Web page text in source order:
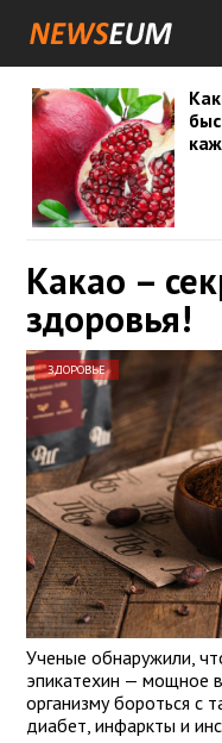
Какао –
здоровья!
ЗДОРОВЬЕ
Ученые обнаружили,
эпикатехин — мощное
организму бороться с
диабет, инфаркты и